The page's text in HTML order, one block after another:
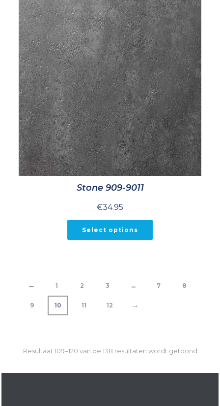
Stone 909-9011
€34.95
Select options
← 1 2 3 … 7 8
9 10 11 12 →
Resultaat 109–120 van de 138 resultaten wordt getoond